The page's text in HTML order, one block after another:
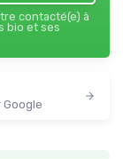
contacté(e) à
bio et ses